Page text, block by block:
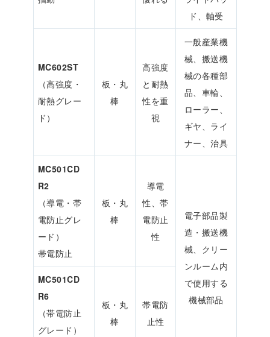
ド、軸受
MC602ST
（高強度・
耐熱グレー
ド）
板・丸
棒
高強度
と耐熱
性を重
視
一般産業機
械、搬送機
械の各種部
品、車輪、
ローラー、
ギヤ、ライ
ナー、治具
MC501CD
R2
（導電・帯
電防止グレ
ード）
帯電防止
板・丸
棒
導電
性、帯
電防止
性
電子部品製
造・搬送機
械、クリー
ンルーム内
で使用する
機械部品
MC501CD
R6
（帯電防止
グレード）
板・丸
棒
帯電防
止性